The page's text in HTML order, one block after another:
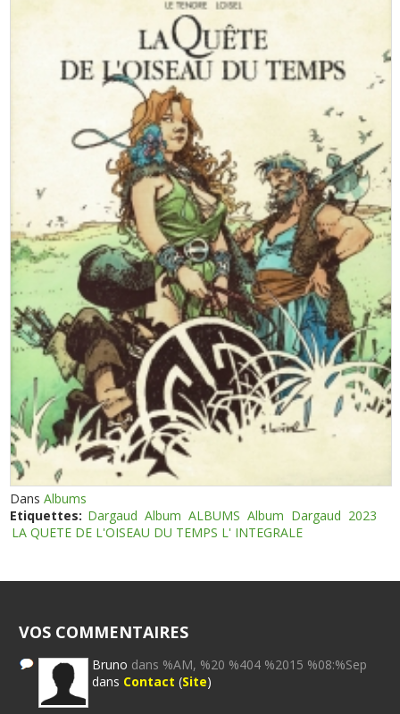
DansAlbums
Etiquettes: Dargaud Album ALBUMS Album Dargaud 2023
LA QUETE DE L'OISEAU DU TEMPS L' INTEGRALE
VOS COMMENTAIRES
Bruno dans %AM, %20 %404 %2015 %08:%Sep
dans Contact (Site)